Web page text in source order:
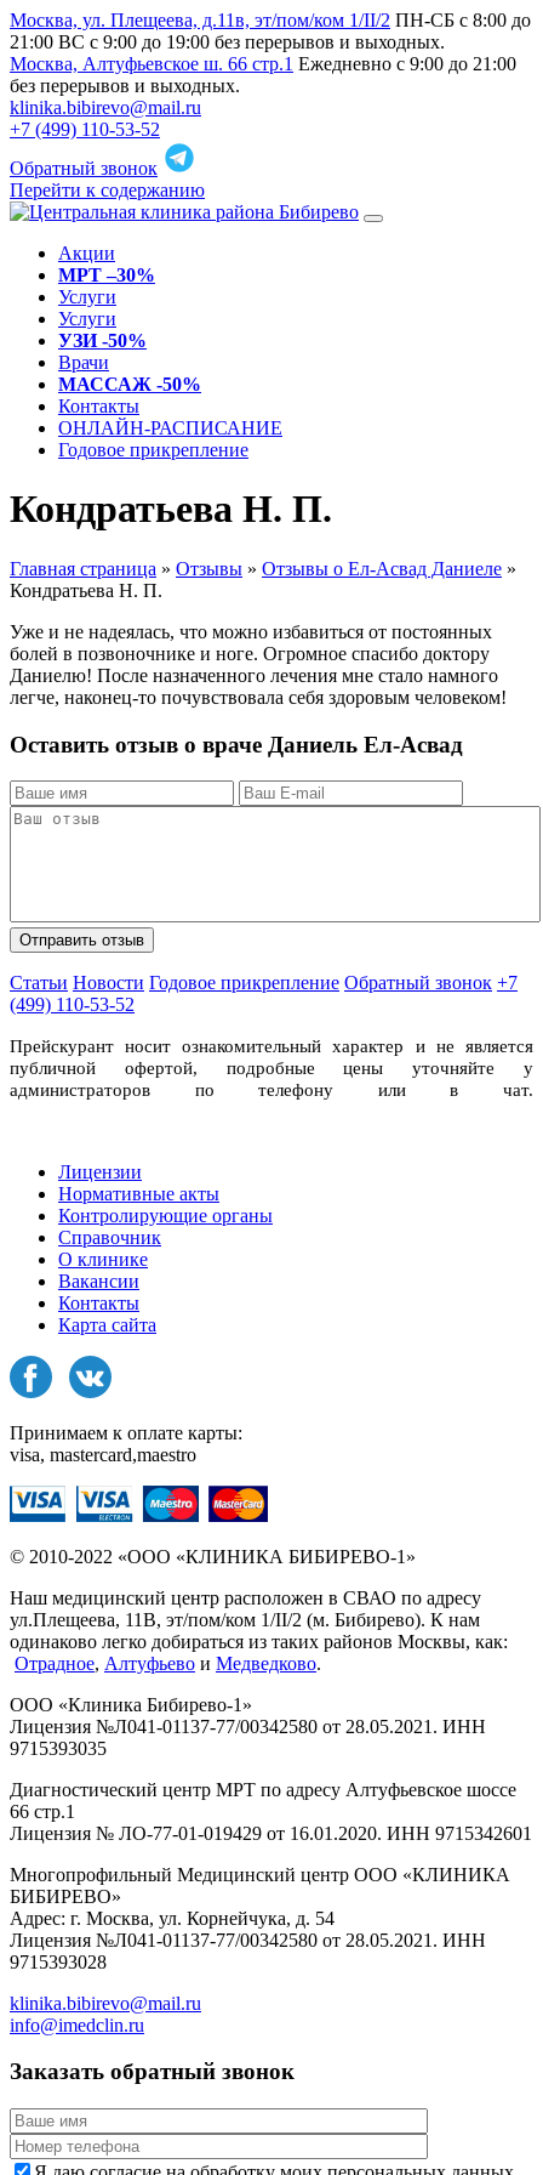
Москва, ул. Плещеева, д.11в, эт/пом/ком 1/II/2 ПН-СБ с 8:00 до
21:00 ВС с 9:00 до 19:00 без перерывов и выходных.
Москва, Алтуфьевское ш. 66 стр.1 Ежедневно с 9:00 до 21:00
без перерывов и выходных.
klinika.bibirevo@mail.ru
+7 (499) 110-53-52
Обратный звонок
Перейти к содержанию
Акции
МРТ –30%
Услуги
Услуги
УЗИ -50%
Врачи
МАССАЖ -50%
Контакты
ОНЛАЙН-РАСПИСАНИЕ
Годовое прикрепление
Кондратьева Н. П.
Главная страница » Отзывы » Отзывы о Ел-Асвад Даниеле »
Кондратьева Н. П.
Уже и не надеялась, что можно избавиться от постоянных
болей в позвоночнике и ноге. Огромное спасибо доктору
Даниелю! После назначенного лечения мне стало намного
легче, наконец-то почувствовала себя здоровым человеком!
Оставить отзыв о враче Даниель Ел-Асвад
Статьи Новости Годовое прикрепление Обратный звонок +7
(499) 110-53-52
Прейскурант носит ознакомительный характер и не является
публичной офертой, подробные цены уточняйте у
администраторов по телефону или в чат.
Лицензии
Нормативные акты
Контролирующие органы
Справочник
О клинике
Вакансии
Контакты
Карта сайта
Принимаем к оплате карты:
visa, mastercard,maestro
© 2010-2022 «ООО «КЛИНИКА БИБИРЕВО-1»
Наш медицинский центр расположен в СВАО по адресу
ул.Плещеева, 11В, эт/пом/ком 1/II/2 (м. Бибирево). К нам
одинаково легко добираться из таких районов Москвы, как:
Отрадное, Алтуфьево и Медведково.
ООО «Клиника Бибирево-1»
Лицензия №Л041-01137-77/00342580 от 28.05.2021. ИНН
9715393035
Диагностический центр МРТ по адресу Алтуфьевское шоссе
66 стр.1
Лицензия № ЛО-77-01-019429 от 16.01.2020. ИНН 9715342601
Многопрофильный Медицинский центр ООО «КЛИНИКА
БИБИРЕВО»
Адрес: г. Москва, ул. Корнейчука, д. 54
Лицензия №Л041-01137-77/00342580 от 28.05.2021. ИНН
9715393028
klinika.bibirevo@mail.ru
info@imedclin.ru
Заказать обратный звонок